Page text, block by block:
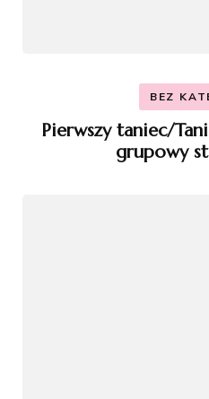
BEZ
Pierwszy taniec/
grupowy